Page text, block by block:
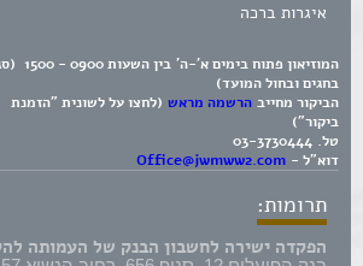
איגרות ברכה
המוזיאון פתוח
בחגים ובחול המועד)
הביקור מחייב הרשמה מראש (לחצו על לשונית "הזמנת
ביקור")
טל. 03-3730444
דוא"ל - Office@jwmww2.com
תרומות:
הפקדה ישירה לחשבון הבנק של העמותה